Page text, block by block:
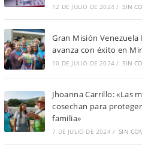
12 DE JULIO DE 2024 / SIN
Gran Misión Venezuela
avanza con éxito en
10 DE JULIO DE 2024 / SIN
Jhoanna Carrillo: «Las
cosechan para
familia»
7 DE JULIO DE 2024 / SIN